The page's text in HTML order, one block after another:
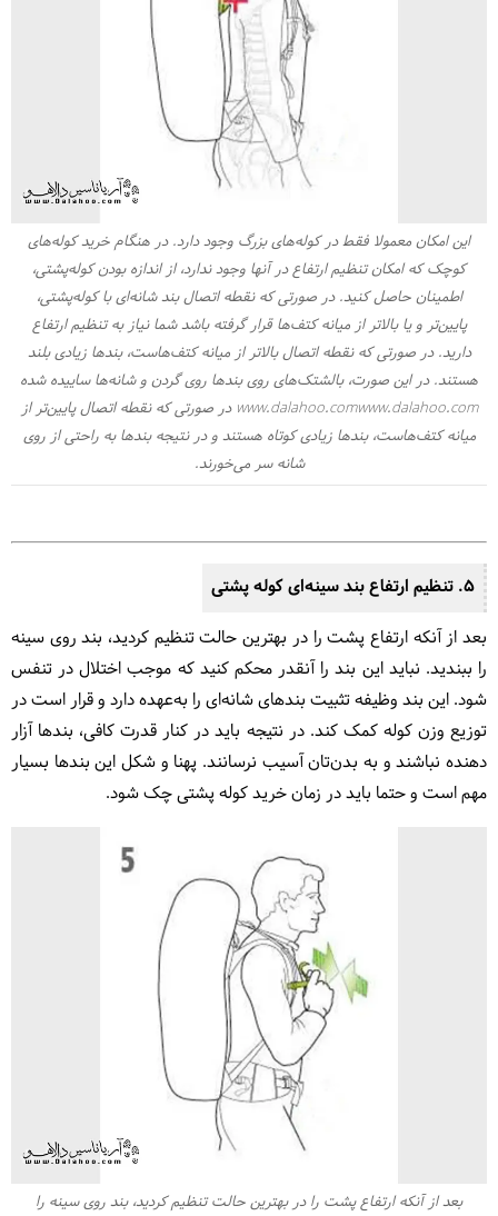
این امکان معمولا فقط در کوله‌های بزرگ وجود دارد. در هنگام خرید کوله‌های
کوچک که امکان تنظیم ارتفاع در آنها وجود ندارد، از اندازه بودن کوله‌پشتی،
اطمینان حاصل کنید. در صورتی که نقطه اتصال بند شانه‌ای با کوله‌پشتی،
پایین‌تر و یا بالاتر از میانه کتف‌ها قرار گرفته باشد شما نیاز به تنظیم ارتفاع
دارید. در صورتی که نقطه اتصال بالاتر از میانه کتف‌هاست، بندها زیادی بلند
هستند. در این صورت، بالشتک‌های روی بندها روی گردن و شانه‌ها ساییده شده
www.dalahoo.comwww.dalahoo.com در صورتی که نقطه اتصال پایین‌تر از
میانه کتف‌هاست، بندها زیادی کوتاه هستند و در نتیجه بندها به راحتی از روی
شانه سر می‌خورند.
5. تنظیم ارتفاع بند سینه‌ای کوله پشتی
بعد از آنکه ارتفاع پشت را در بهترین حالت تنظیم کردید، بند روی سینه
را ببندید. نباید این بند را آنقدر محکم کنید که موجب اختلال در تنفس
شود. این بند وظیفه تثبیت بندهای شانه‌ای را به‌عهده دارد و قرار است در
توزیع وزن کوله کمک کند. در نتیجه باید در کنار قدرت کافی، بندها آزار
دهنده نباشند و به بدن‌تان آسیب نرسانند. پهنا و شکل این بندها بسیار
مهم است و حتما باید در زمان خرید کوله پشتی چک شود.
بعد از آنکه ارتفاع پشت را در بهترین حالت تنظیم کردید، بند روی سینه را